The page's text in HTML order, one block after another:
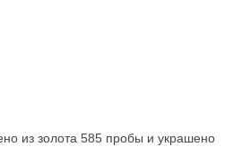
из золота 585 пробы и украшено